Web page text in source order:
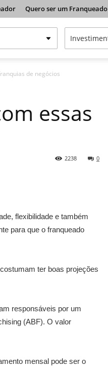
Quero ser um Franqueado
de negócios
essas
0
2238
flexibilidade e também
para que o franqueado
ter boas projeções
responsáveis por um
(ABF). O valor
mensal pode ser o